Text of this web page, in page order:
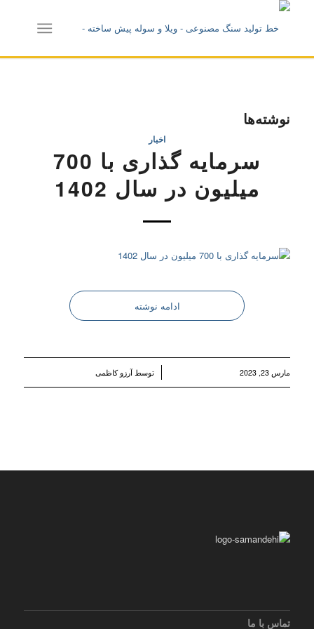
نوشته‌ها
اخبار
سرمایه گذاری با 700
میلیون در سال 1402
ادامه نوشته
مارس 23, 2023 توسطآرزو کاظمی
تماس با ما